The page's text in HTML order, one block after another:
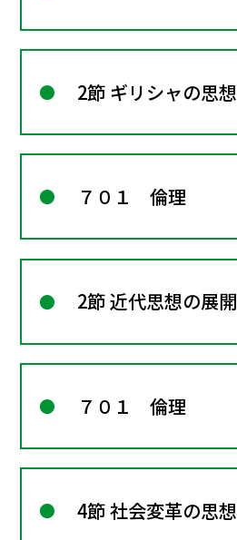
2節 ギリシャの思想
７０１ 倫理
2節 近代思想の展開
７０１ 倫理
4節 社会変革の思想